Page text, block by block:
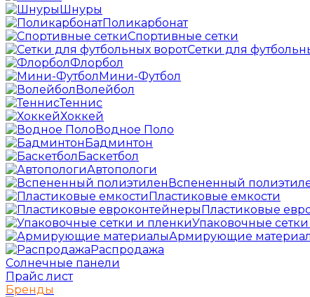
Шнуры
Поликарбонат
Спортивные сетки
Сетки для
Флорбол
Мини-Футбол
Волейбол
Теннис
Хоккей
Водное Поло
Бадминтон
Баскетбол
Автопологи
Вспененный
Пластиковые емкости
Пластиковые
Упаковочные
Армирующие
Распродажа
Солнечные панели
Прайс лист
Бренды